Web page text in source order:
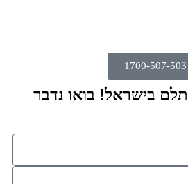
1700-507-503
בישראל! בואו נדבר